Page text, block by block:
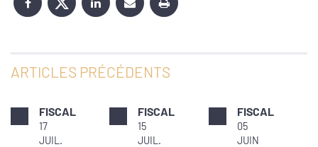
ARTICLES PRÉCÉDENTS
FISCAL
17
JUIL.
FISCAL
15
JUIL.
FISCAL
05
JUIN